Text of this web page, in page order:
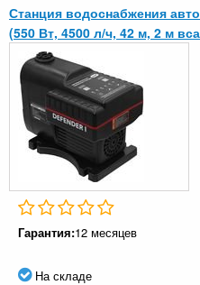
Станция водоснабжения
(550 Вт, 4500 л/ч, 42 м, 2 м
Гарантия:12 месяцев
На складе